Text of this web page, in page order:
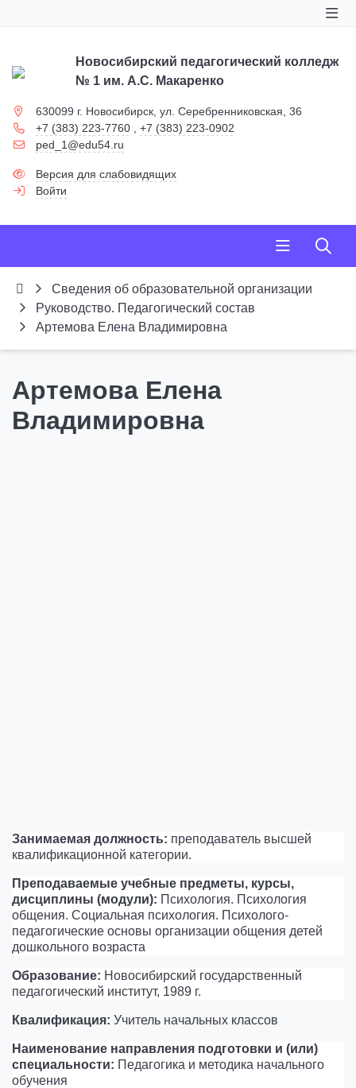
Новосибирский педагогический колледж
№ 1 им. А.С. Макаренко
630099 г. Новосибирск, ул. Серебренниковская, 36
+7 (383) 223-7760
+7 (383) 223-0902
ped_1@edu54.ru
Версия для слабовидящих
Войти
Сведения об образовательной организации
Руководство. Педагогический состав
Артемова Елена Владимировна
Артемова Елена
Владимировна
Занимаемая должность: преподаватель высшей
квалификационной категории.
Преподаваемые учебные предметы, курсы,
дисциплины (модули): Психология. Психология
общения. Социальная психология. Психолого-
педагогические основы организации общения детей
дошкольного возраста
Образование: Новосибирский государственный
педагогический институт, 1989 г.
Квалификация: Учитель начальных классов
Наименование направления подготовки и (или)
специальности: Педагогика и методика начального
обучения